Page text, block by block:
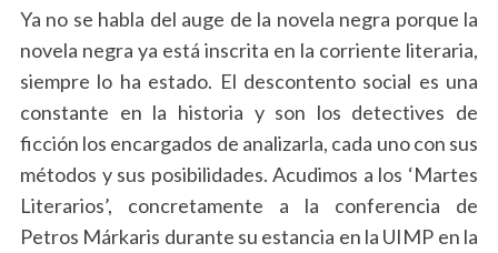
Ya no se habla del auge de la novela negra porque la
novela negra ya está inscrita en la corriente literaria,
siempre lo ha estado. El descontento social es una
constante en la historia y son los detectives de
ficción los encargados de analizarla, cada uno con sus
métodos y sus posibilidades. Acudimos a los ‘Martes
Literarios’, concretamente a la conferencia de
Petros Márkaris durante su estancia en la UIMP en la